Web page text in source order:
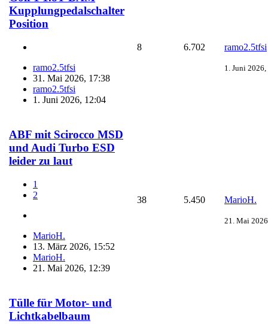
Kupplungpedalschalter
Position
ramo2.5tfsi
31. Mai 2026, 17:38
ramo2.5tfsi
1. Juni 2026, 12:04
8 6.702 ramo2.5tfsi
1. Juni
ABF mit Scirocco MSD
und Audi Turbo ESD
leider zu laut
1
2
MarioH.
13. März 2026, 15:52
MarioH.
21. Mai 2026, 12:39
38 5.450 MarioH.
21. Mai
Tülle für Motor- und
Lichtkabelbaum